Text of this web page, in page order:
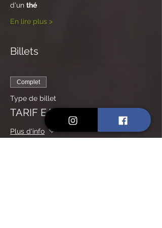
d'un thé
En lire plus >
Billets
Complet
Type de billet
TARIF EARLY BIRD
Plus d'info